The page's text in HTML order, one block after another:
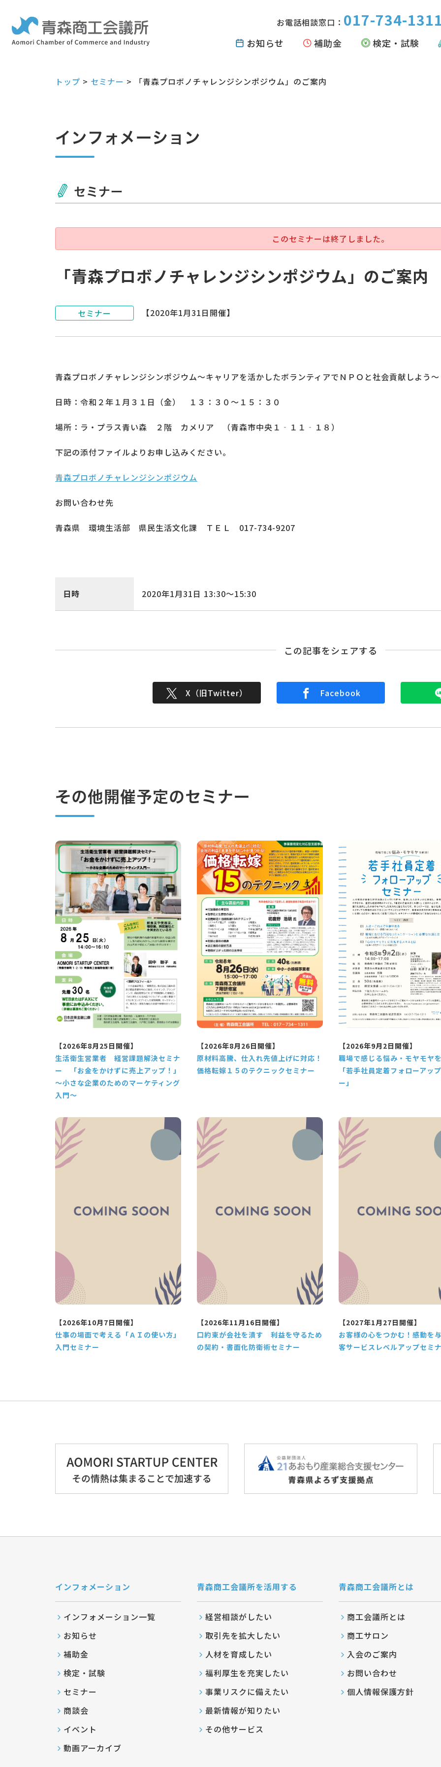
お電話相談窓口： 017-734-
お知らせ 補助金 検定・試験
トップ > セミナー > 「青森プロボノチャレンジシンポジウム」のご案内
インフォメーション
セミナー
このセミナーは終了しました。
「青森プロボノチャレンジシンポジウム」のご案内
セミナー 【2020年1月31日開催】
青森プロボノチャレンジシンポジウム～キャリアを活かしたボランティアでＮＰＯと社会貢献しよう～
日時：令和２年１月３１日（金） １３：３０～１５：３０
場所：ラ・プラス青い森 ２階 カメリア （青森市中央１‐１１‐１８）
下記の添付ファイルよりお申し込みください。
青森プロボノチャレンジシンポジウム
お問い合わせ先
青森県 環境生活部 県民生活文化課 ＴＥＬ 017-734-9207
日時 2020年1月31日 13:30〜15:30
この記事をシェアする
X（旧Twitter） Facebook
その他開催予定のセミナー
【2026年8月25日開催】
生活衛生営業者 経営課題解決セミナ
ー 「お金をかけずに売上アップ！」
～小さな企業のためのマーケティング
入門～
【2026年8月26日開催】
原材料高騰、仕入れ先値上げに対応！
価格転嫁１５のテクニックセミナー
【2026年9月2日開催】
職場で感じる悩み・モヤモヤ
「若手社員定着フォローアッ
ー」
【2026年10月7日開催】
仕事の場面で考える「ＡＩの使い方」
入門セミナー
【2026年11月16日開催】
口約束が会社を潰す 利益を守るため
の契約・書面化防衛術セミナー
【2027年1月27日開催】
お客様の心をつかむ！感動を
客サービスレベルアップセミ
インフォメーション
インフォメーション一覧
お知らせ
補助金
検定・試験
セミナー
商談会
イベント
動画アーカイブ
青森商工会議所を活用する
経営相談がしたい
取引先を拡大したい
人材を育成したい
福利厚生を充実したい
事業リスクに備えたい
最新情報が知りたい
その他サービス
青森商工会議所とは
商工会議所とは
商工サロン
入会のご案内
お問い合わせ
個人情報保護方針